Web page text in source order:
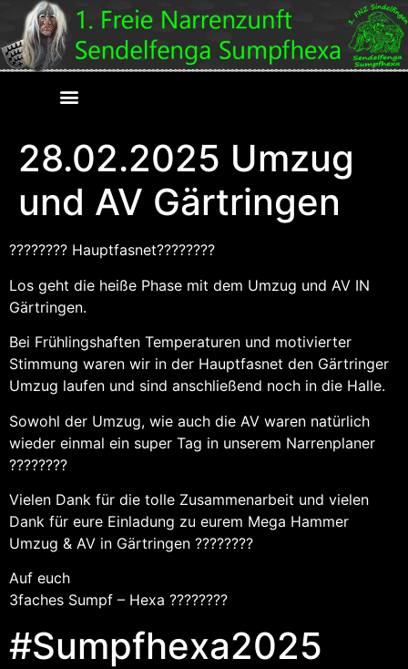
28.02.2025 Umzug
und AV Gärtringen
???????? Hauptfasnet????????
Los geht die heiße Phase mit dem Umzug und AV IN
Gärtringen.
Bei Frühlingshaften Temperaturen und motivierter
Stimmung waren wir in der Hauptfasnet den Gärtringer
Umzug laufen und sind anschließend noch in die Halle.
Sowohl der Umzug, wie auch die AV waren natürlich
wieder einmal ein super Tag in unserem Narrenplaner
????????
Vielen Dank für die tolle Zusammenarbeit und vielen
Dank für eure Einladung zu eurem Mega Hammer
Umzug & AV in Gärtringen ????????
Auf euch
3faches Sumpf – Hexa ????????
#Sumpfhexa2025